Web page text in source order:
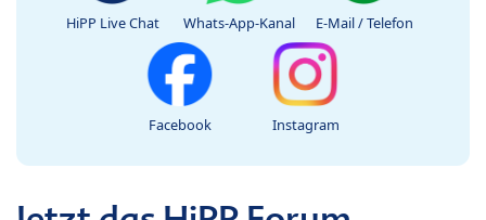
HiPP Live Chat Whats-App-Kanal E-Mail / Telefon
Facebook Instagram